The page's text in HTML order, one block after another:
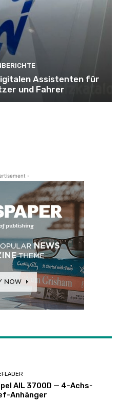
Assistenten für
und Fahrer
-
AIL 3700D — 4-Achs-
Anhänger